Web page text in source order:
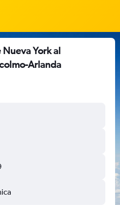
York al
Arlanda